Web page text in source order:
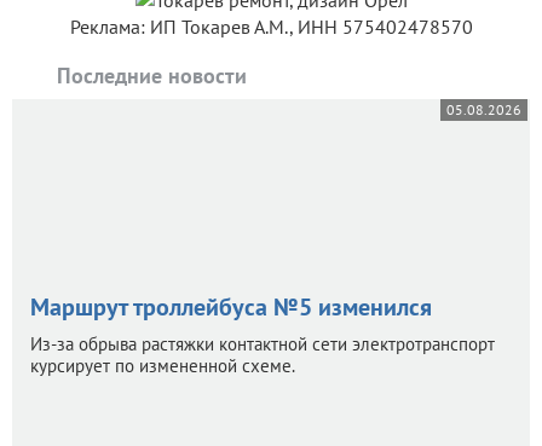
Реклама: ИП Токарев А.М., ИНН 575402478570
Последние новости
05.08.2026
Маршрут троллейбуса №5 изменился
Из-за обрыва растяжки контактной сети электротранспорт
курсирует по измененной схеме.